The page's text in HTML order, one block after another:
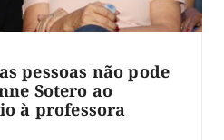
pessoas não pode
Sotero ao
à professora